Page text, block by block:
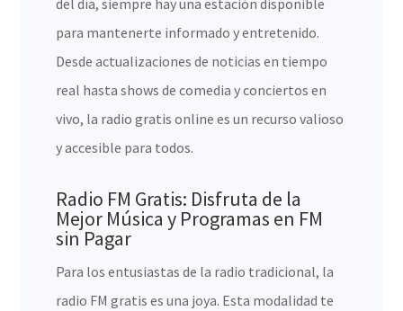
del día, siempre hay una estación disponible
para mantenerte informado y entretenido.
Desde actualizaciones de noticias en tiempo
real hasta shows de comedia y conciertos en
vivo, la radio gratis online es un recurso valioso
y accesible para todos.
Radio FM Gratis: Disfruta de la
Mejor Música y Programas en FM
sin Pagar
Para los entusiastas de la radio tradicional, la
radio FM gratis es una joya. Esta modalidad te